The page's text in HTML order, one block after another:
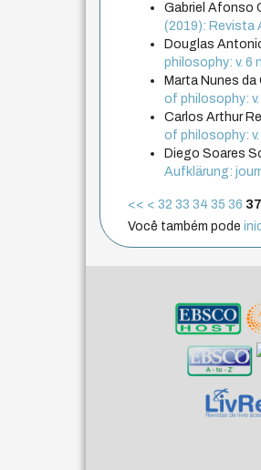
Gabriel Afonso
(2019): Revista
Douglas
philosophy: v. 6
Marta Nunes
of philosophy:
Carlos Arthur
of philosophy: v.
Diego Soares
Aufklärung:
<< < 32 33 34 35 36 37
Você também pode